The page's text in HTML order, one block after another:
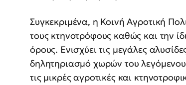
Συγκεκριμένα, η Κοινή Αγροτική
τους κτηνοτρόφους καθώς και την
όρους. Ενισχύει τις μεγάλες
δηλητηριασμό χωρών του
τις μικρές αγροτικές και